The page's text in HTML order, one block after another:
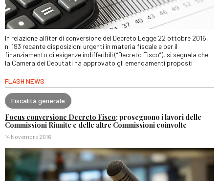
In relazione all’iter di conversione del Decreto Legge 22 ottobre 2016,
n. 193 recante disposizioni urgenti in materia fiscale e per il
finanziamento di esigenze indifferibili (“Decreto Fisco”), si segnala che
la Camera dei Deputati ha approvato gli emendamenti proposti
FLASH NEWS
Fiscalità generale
Focus conversione Decreto Fisco: proseguono i lavori delle
Commissioni Riunite e delle altre Commissioni coinvolte
14 Novembre 2016